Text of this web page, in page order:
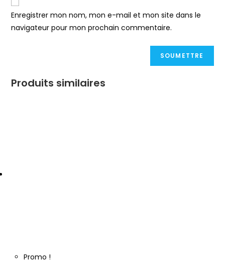
Enregistrer mon nom, mon e-mail et mon site dans le
navigateur pour mon prochain commentaire.
Produits similaires
Promo !